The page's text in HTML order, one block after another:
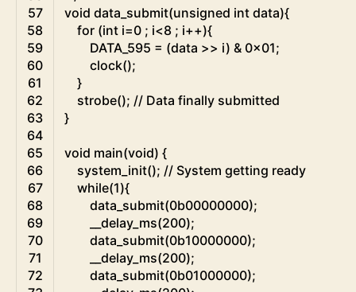
57
58
59
60
61
62
63
64
65
66
67
68
69
70
71
72
void data_submit(unsigned int data){
for (int i=0 ; i<8 ; i++){
DATA_595 = (data >> i) & 0x01;
clock();
}
strobe(); // Data finally submitted
}
void main(void) {
system_init(); // System getting ready
while(1){
data_submit(0b00000000);
__delay_ms(200);
data_submit(0b10000000);
__delay_ms(200);
data_submit(0b01000000);